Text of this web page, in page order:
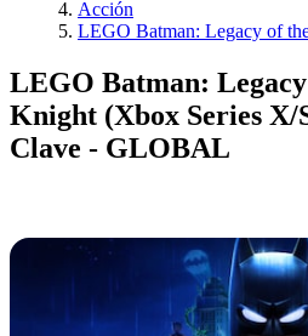
Acción
LEGO Batman: Legacy of
LEGO Batman:
Knight (Xbox Series X/
Clave - GLOBAL